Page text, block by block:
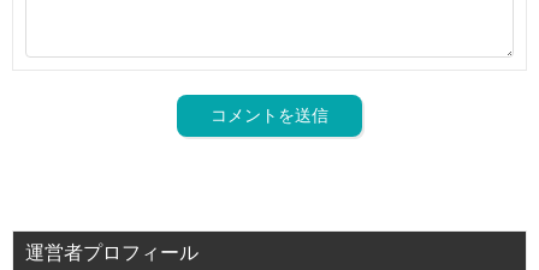
運営者プロフィール